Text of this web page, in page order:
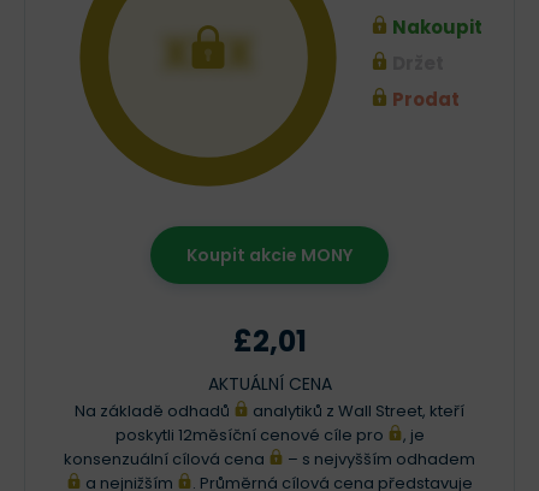
XXX
Nakoupit
Prodat
Koupit akcie MONY
£2,01
AKTUÁLNÍ CENA
Na základě odhadů
analytiků z Wall Street, kteří
poskytli 12měsíční cenové cíle pro
, je
konsenzuální cílová cena
– s nejvyšším odhadem
a nejnižším
. Průměrná cílová cena představuje